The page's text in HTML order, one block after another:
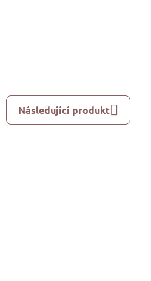
Následující produkt